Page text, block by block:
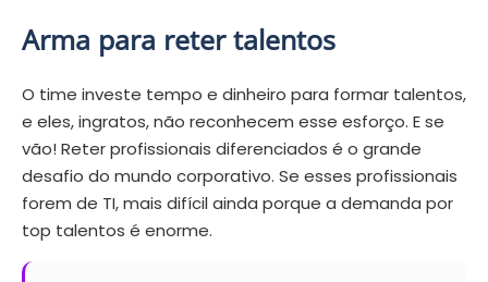
Arma para reter talentos
O time investe tempo e dinheiro para formar talentos,
e eles, ingratos, não reconhecem esse esforço. E se
vão! Reter profissionais diferenciados é o grande
desafio do mundo corporativo. Se esses profissionais
forem de TI, mais difícil ainda porque a demanda por
top talentos é enorme.